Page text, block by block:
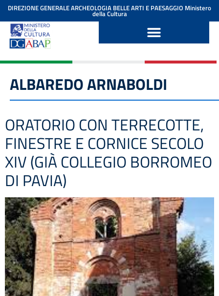
contenuto
DIREZIONE GENERALE ARCHEOLOGIA BELLE ARTI E PAESAGGIO Ministero
della Cultura
ALBAREDO ARNABOLDI
ORATORIO CON TERRECOTTE,
FINESTRE E CORNICE SECOLO
XIV (GIÀ COLLEGIO BORROMEO
DI PAVIA)